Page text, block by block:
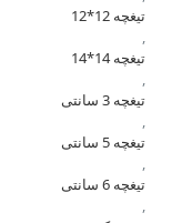
تیغچه 12*12
,
تیغچه 14*14
,
تیغچه 3 سانتی
,
تیغچه 5 سانتی
,
تیغچه 6 سانتی
,